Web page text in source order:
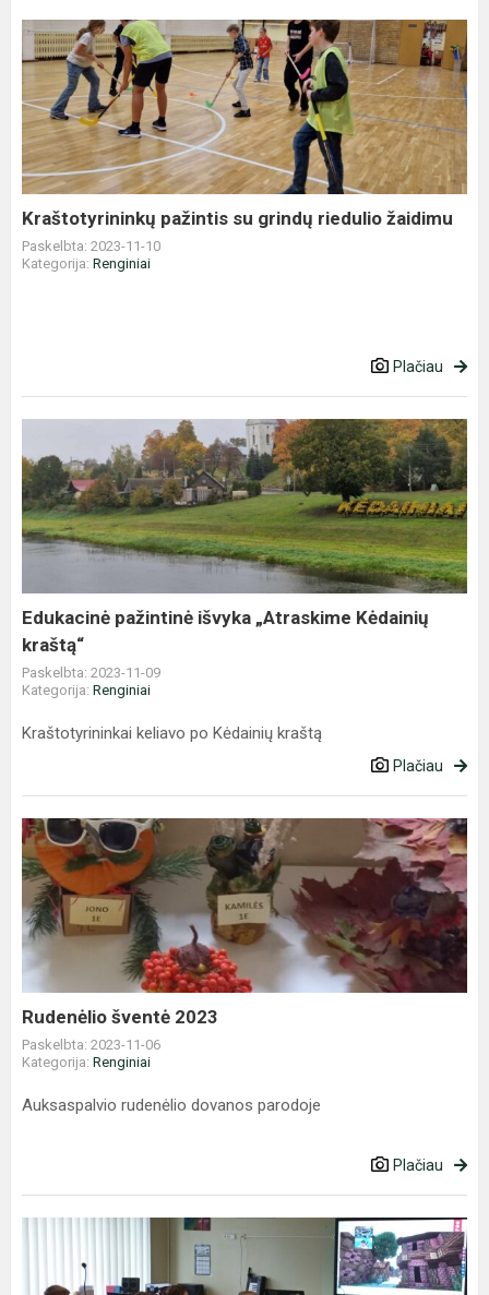
Kraštotyrininkų
pažintis
su
grindų
riedulio
žaidimu
Kraštotyrininkų pažintis su grindų riedulio žaidimu
Paskelbta: 2023-11-10
Kategorija: Renginiai
Plačiau
pažintinė
išvyka
„Atraskime
Kėdainių
Edukacinė pažintinė išvyka „Atraskime Kėdainių
kraštą“
Paskelbta: 2023-11-09
Kategorija: Renginiai
Kraštotyrininkai keliavo po Kėdainių kraštą
Plačiau
Rudenėlio
šventė
2023
Rudenėlio šventė 2023
Paskelbta: 2023-11-06
Kategorija: Renginiai
Auksaspalvio rudenėlio dovanos parodoje
Plačiau
KUPRINĖJE"